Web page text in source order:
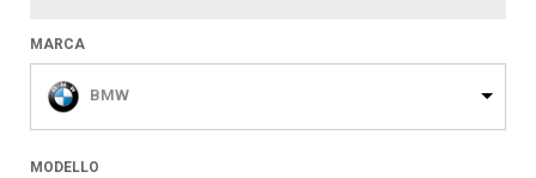
MARCA
BMW
MODELLO